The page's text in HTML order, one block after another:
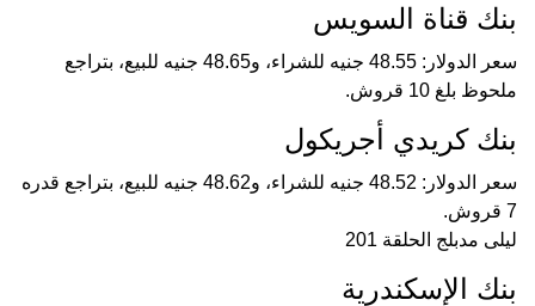
بنك قناة السويس
سعر الدولار: 48.55 جنيه للشراء، و48.65 جنيه للبيع، بتراجع
ملحوظ بلغ 10 قروش.
بنك كريدي أجريكول
سعر الدولار: 48.52 جنيه للشراء، و48.62 جنيه للبيع، بتراجع قدره
7 قروش.
ليلى مدبلج الحلقة 201
بنك الإسكندرية